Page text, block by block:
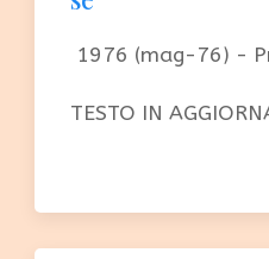
1976 (mag-76) -
TESTO IN